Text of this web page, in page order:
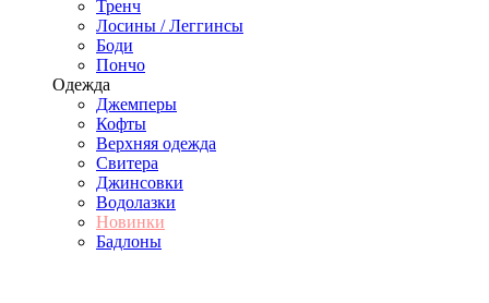
Тренч
Лосины / Леггинсы
Боди
Пончо
Одежда
Джемперы
Кофты
Верхняя одежда
Свитера
Джинсовки
Водолазки
Новинки
Бадлоны